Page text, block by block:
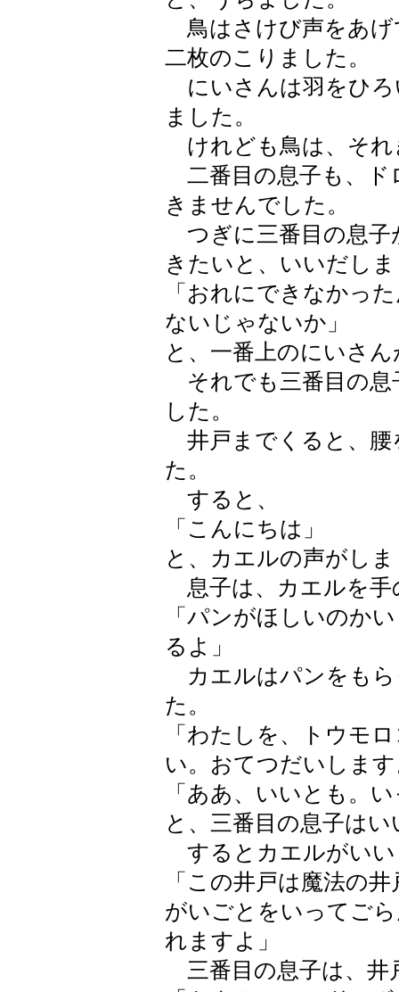
鳥はさけび声をあげ
二枚のこりました。
にいさんは羽をひろ
ました。
けれども鳥は、それ
二番目の息子も、ド
きませんでした。
つぎに三番目の息子
きたいと、いいだし
「おれにできなかっ
ないじゃないか」
と、一番上のにいさ
それでも三番目の息
した。
井戸までくると、腰
た。
すると、
「こんにちは」
と、カエルの声がし
息子は、カエルを手
「パンがほしいのか
るよ」
カエルはパンをもら
た。
「わたしを、トウモ
い。おてつだいしま
「ああ、いいとも。
と、三番目の息子は
するとカエルがいい
「この井戸は魔法の
がいごとをいってご
れますよ」
三番目の息子は、井